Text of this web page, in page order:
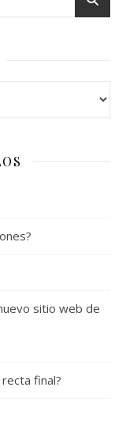
sitio web de
final?